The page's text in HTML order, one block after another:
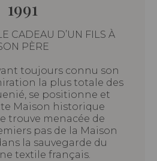
1991
CADEAU D’UN FILS À
PÈRE
toujours connu son
la plus totale des
se positionne et
Maison historique
trouve menacée de
pas de la Maison
la sauvegarde du
textile français.